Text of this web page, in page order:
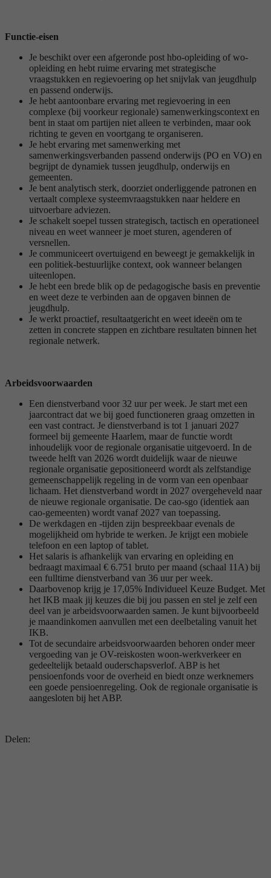
Functie-eisen
Je beschikt over een afgeronde post hbo-opleiding of wo-
opleiding en hebt ruime ervaring met strategische
vraagstukken en regievoering op het snijvlak van jeugdhulp
en passend onderwijs.
Je hebt aantoonbare ervaring met regievoering in een
complexe (bij voorkeur regionale) samenwerkingscontext en
bent in staat om partijen niet alleen te verbinden, maar ook
richting te geven en voortgang te organiseren.
Je hebt ervaring met samenwerking met
samenwerkingsverbanden passend onderwijs (PO en VO) en
begrijpt de dynamiek tussen jeugdhulp, onderwijs en
gemeenten.
Je bent analytisch sterk, doorziet onderliggende patronen en
vertaalt complexe systeemvraagstukken naar heldere en
uitvoerbare adviezen.
Je schakelt soepel tussen strategisch, tactisch en operationeel
niveau en weet wanneer je moet sturen, agenderen of
versnellen.
Je communiceert overtuigend en beweegt je gemakkelijk in
een politiek-bestuurlijke context, ook wanneer belangen
uiteenlopen.
Je hebt een brede blik op de pedagogische basis en preventie
en weet deze te verbinden aan de opgaven binnen de
jeugdhulp.
Je werkt proactief, resultaatgericht en weet ideeën om te
zetten in concrete stappen en zichtbare resultaten binnen het
regionale netwerk.
Arbeidsvoorwaarden
Een dienstverband voor 32 uur per week. Je start met een
jaarcontract dat we bij goed functioneren graag omzetten in
een vast contract. Je dienstverband is tot 1 januari 2027
formeel bij gemeente Haarlem, maar de functie wordt
inhoudelijk voor de regionale organisatie uitgevoerd. In de
tweede helft van 2026 wordt duidelijk waar de nieuwe
regionale organisatie gepositioneerd wordt als zelfstandige
gemeenschappelijk regeling in de vorm van een openbaar
lichaam. Het dienstverband wordt in 2027 overgeheveld naar
de nieuwe regionale organisatie. De cao-sgo (identiek aan
cao-gemeenten) wordt vanaf 2027 van toepassing.
De werkdagen en -tijden zijn bespreekbaar evenals de
mogelijkheid om hybride te werken. Je krijgt een mobiele
telefoon en een laptop of tablet.
Het salaris is afhankelijk van ervaring en opleiding en
bedraagt maximaal € 6.751 bruto per maand (schaal 11A) bij
een fulltime dienstverband van 36 uur per week.
Daarbovenop krijg je 17,05% Individueel Keuze Budget. Met
het IKB maak jij keuzes die bij jou passen en stel je zelf een
deel van je arbeidsvoorwaarden samen. Je kunt bijvoorbeeld
je maandinkomen aanvullen met een deelbetaling vanuit het
IKB.
Tot de secundaire arbeidsvoorwaarden behoren onder meer
vergoeding van je OV-reiskosten woon-werkverkeer en
gedeeltelijk betaald ouderschapsverlof. ABP is het
pensioenfonds voor de overheid en biedt onze werknemers
een goede pensioenregeling. Ook de regionale organisatie is
aangesloten bij het ABP.
Delen: